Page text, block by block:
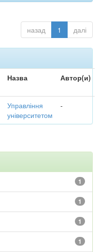
назад 1 далі
Назва Автор(и)
Управління
університетом
-
1
1
1
1